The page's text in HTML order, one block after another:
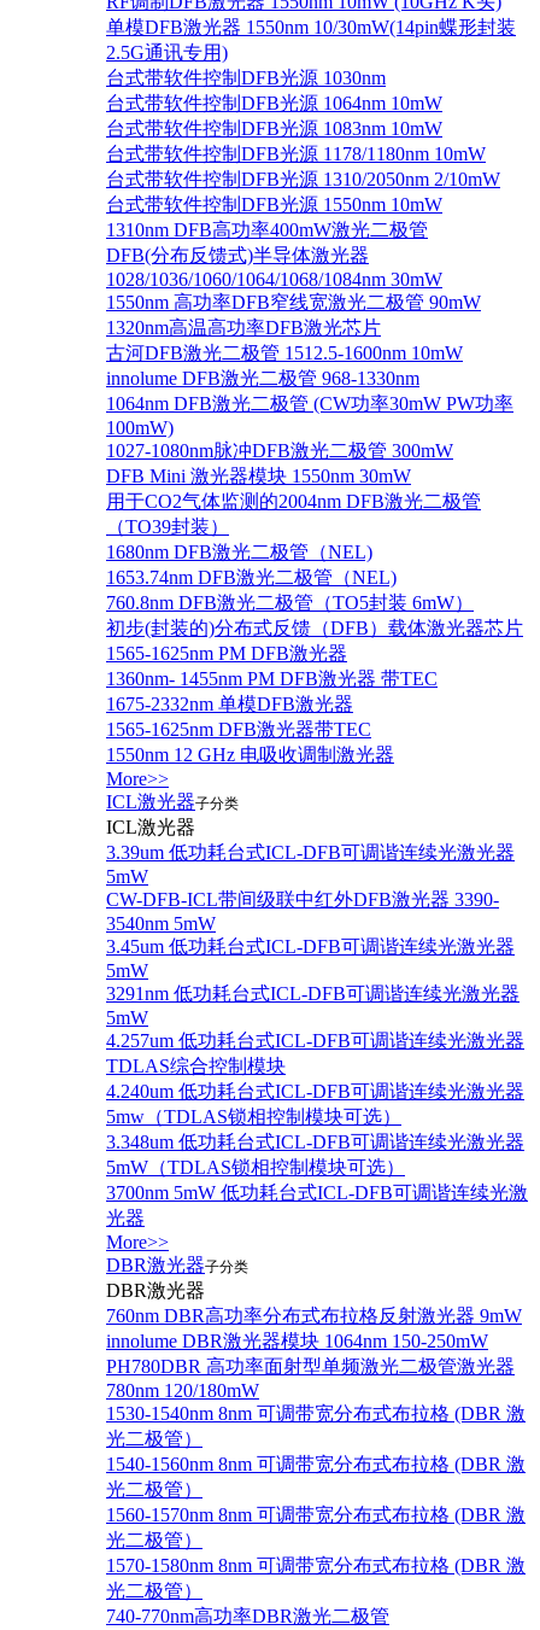
单模DFB激光器 1550nm 10/30mW(14pin蝶形封装
2.5G通讯专用)
台式带软件控制DFB光源 1030nm
台式带软件控制DFB光源 1064nm 10mW
台式带软件控制DFB光源 1083nm 10mW
台式带软件控制DFB光源 1178/1180nm 10mW
台式带软件控制DFB光源 1310/2050nm 2/10mW
台式带软件控制DFB光源 1550nm 10mW
1310nm DFB高功率400mW激光二极管
DFB(分布反馈式)半导体激光器
1028/1036/1060/1064/1068/1084nm 30mW
1550nm 高功率DFB窄线宽激光二极管 90mW
1320nm高温高功率DFB激光芯片
古河DFB激光二极管 1512.5-1600nm 10mW
innolume DFB激光二极管 968-1330nm
1064nm DFB激光二极管 (CW功率30mW PW功率
100mW)
1027-1080nm脉冲DFB激光二极管 300mW
DFB Mini 激光器模块 1550nm 30mW
用于CO2气体监测的2004nm DFB激光二极管
（TO39封装）
1680nm DFB激光二极管（NEL)
1653.74nm DFB激光二极管（NEL)
760.8nm DFB激光二极管（TO5封装 6mW）
初步(封装的)分布式反馈（DFB）载体激光器芯片
1565-1625nm PM DFB激光器
1360nm- 1455nm PM DFB激光器 带TEC
1675-2332nm 单模DFB激光器
1565-1625nm DFB激光器带TEC
1550nm 12 GHz 电吸收调制激光器
More>>
ICL激光器子分类
ICL激光器
3.39um 低功耗台式ICL-DFB可调谐连续光激光器
5mW
CW-DFB-ICL带间级联中红外DFB激光器 3390-
3540nm 5mW
3.45um 低功耗台式ICL-DFB可调谐连续光激光器
5mW
3291nm 低功耗台式ICL-DFB可调谐连续光激光器
5mW
4.257um 低功耗台式ICL-DFB可调谐连续光激光器
TDLAS综合控制模块
4.240um 低功耗台式ICL-DFB可调谐连续光激光器
5mw（TDLAS锁相控制模块可选）
3.348um 低功耗台式ICL-DFB可调谐连续光激光器
5mW（TDLAS锁相控制模块可选）
3700nm 5mW 低功耗台式ICL-DFB可调谐连续光激
光器
More>>
DBR激光器子分类
DBR激光器
760nm DBR高功率分布式布拉格反射激光器 9mW
innolume DBR激光器模块 1064nm 150-250mW
PH780DBR 高功率面射型单频激光二极管激光器
780nm 120/180mW
1530-1540nm 8nm 可调带宽分布式布拉格 (DBR 激
光二极管）
1540-1560nm 8nm 可调带宽分布式布拉格 (DBR 激
光二极管）
1560-1570nm 8nm 可调带宽分布式布拉格 (DBR 激
光二极管）
1570-1580nm 8nm 可调带宽分布式布拉格 (DBR 激
光二极管）
740-770nm高功率DBR激光二极管